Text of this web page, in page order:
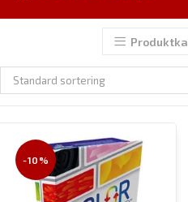
Standard sortering
-10%